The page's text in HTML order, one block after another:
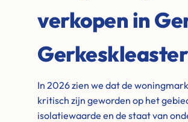
verkopen in
Gerkeskleaster
In 2026 zien we dat de
kritisch zijn geworden op het
isolatiewaarde en de staat van